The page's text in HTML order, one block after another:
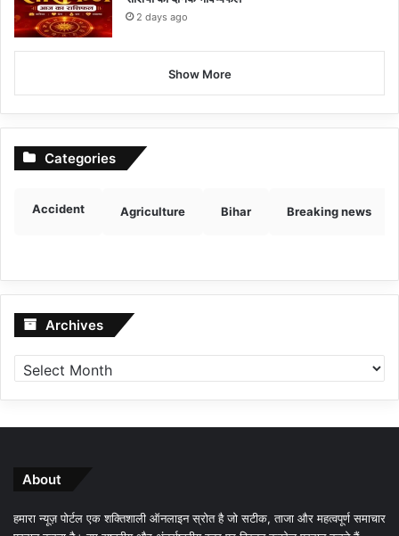
2 days ago
Show More
Categories
Accident Agriculture Bihar Breaking news
Archives Archives
About
हमारा न्यूज़ पोर्टल एक शक्तिशाली ऑनलाइन स्रोत है जो सटीक, ताजा और महत्वपूर्ण समाचार